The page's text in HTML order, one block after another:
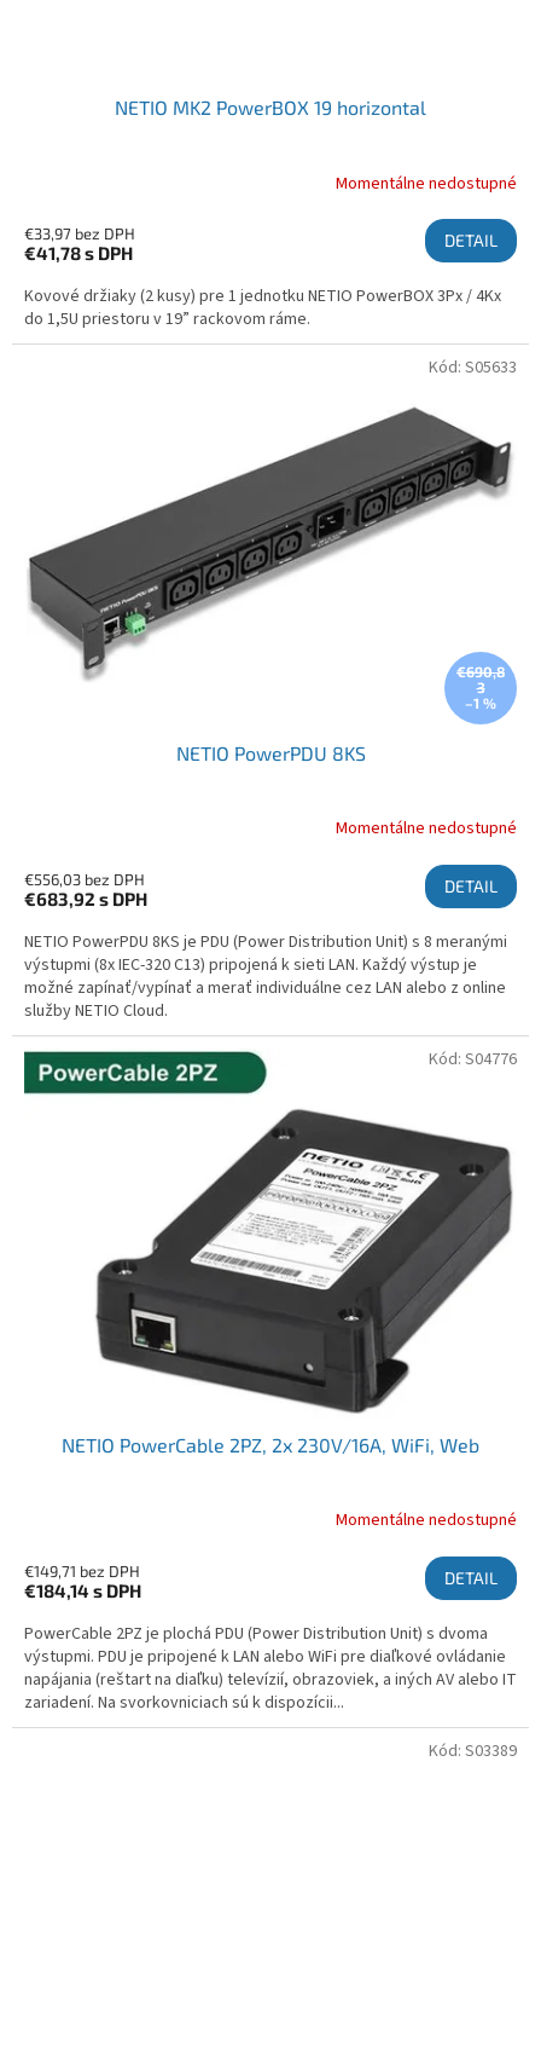
NETIO MK2 PowerBOX 19 horizontal
Momentálne nedostupné
€33,97 bez DPH
€41,78s DPH
DETAIL
Kovové držiaky (2 kusy) pre 1 jednotku NETIO PowerBOX 3Px / 4Kx
do 1,5U priestoru v 19” rackovom ráme.
€690,8
3
–1 %
NETIO PowerPDU 8KS
Momentálne nedostupné
€556,03 bez DPH
€683,92 s DPH
DETAIL
NETIO PowerPDU 8KS je PDU (Power Distribution Unit) s 8 meranými
výstupmi (8x IEC-320 C13) pripojená k sieti LAN. Každý výstup je
možné zapínať/vypínať a merať individuálne cez LAN alebo z online
služby NETIO Cloud.
Kód: S05633
NETIO PowerCable 2PZ, 2x 230V/16A, WiFi, Web
Momentálne nedostupné
€149,71 bez DPH
€184,14 s DPH
DETAIL
PowerCable 2PZ je plochá PDU (Power Distribution Unit) s dvoma
výstupmi. PDU je pripojené k LAN alebo WiFi pre diaľkové ovládanie
napájania (reštart na diaľku) televízií, obrazoviek, a iných AV alebo IT
zariadení. Na svorkovniciach sú k dispozícii...
Kód: S04776
Kód: S03389